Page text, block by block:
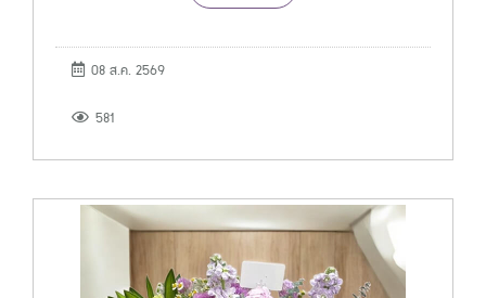
08 ส.ค. 2569
581